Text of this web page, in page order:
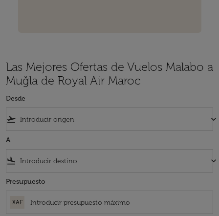
Las Mejores Ofertas de Vuelos Malabo a
Muğla de Royal Air Maroc
Desde
flight_takeoff keyboard_arrow_down
A
flight_land keyboard_arrow_down
Presupuesto
XAF